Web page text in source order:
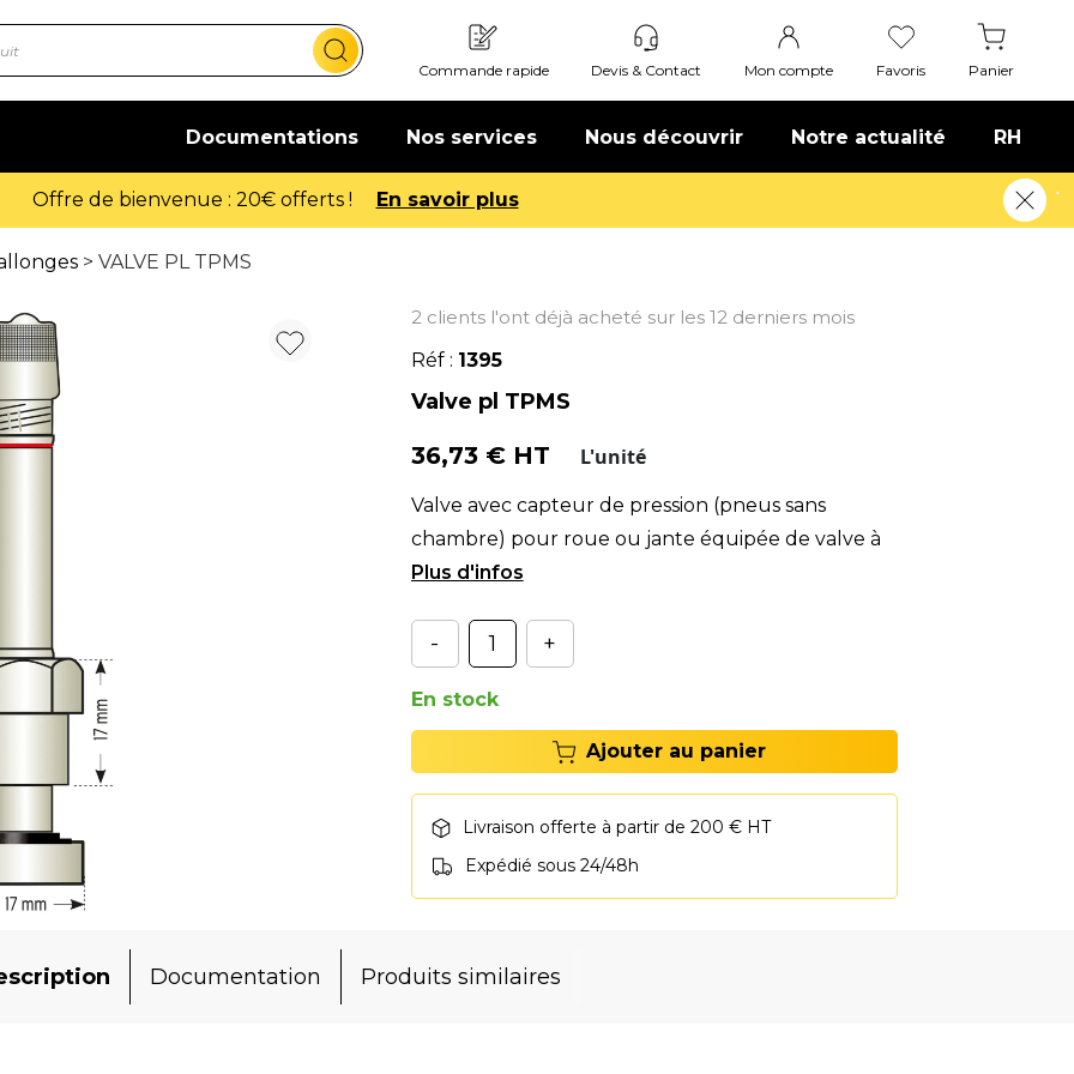
Commande rapide Devis & Contact Mon compte Favoris Panier
Documentations Nos services Nous découvrir Notre actualité RH
Offre de bienvenue : 20€ offerts ! En savoir plus
> VALVE PL TPMS
2 clients l'ont déjà acheté sur les 12 derniers mois
Réf : 1395
Valve pl TPMS
36,73 € HT L'unité
Valve avec capteur de pression (pneus sans
chambre) pour roue ou jante équipée de valve à
capteur de pression ou TPMS
- +
En stock
Ajouter au panier
Livraison offerte à partir de 200 € HT
Expédié sous 24/48h
Documentation Produits similaires